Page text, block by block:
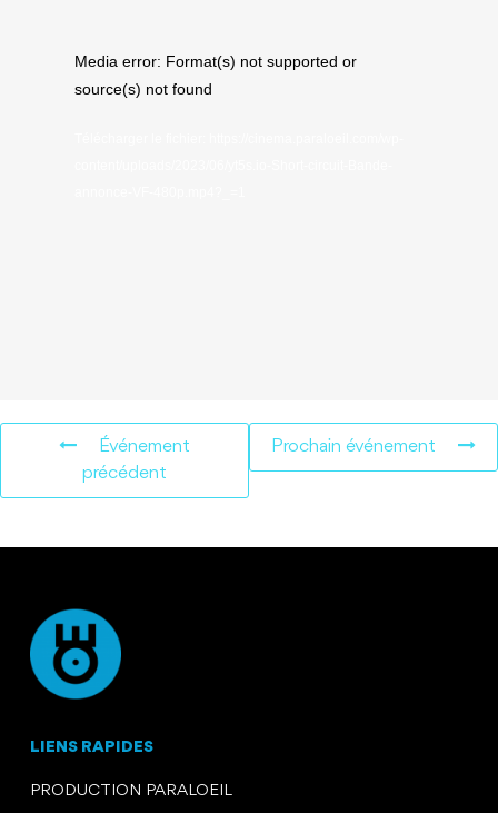
Lecteur
vidéo
Media error: Format(s) not supported or
source(s) not found
Événement
précédent
Prochain événement
LIENS RAPIDES
PRODUCTION PARALOEIL